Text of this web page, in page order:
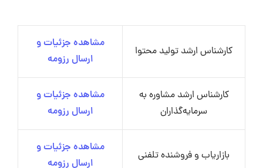
کارشناس ارشد تولید محتوا
مشاهده جزئیات و
کارشناس ارشد مشاوره به
مشاهده جزئیات و